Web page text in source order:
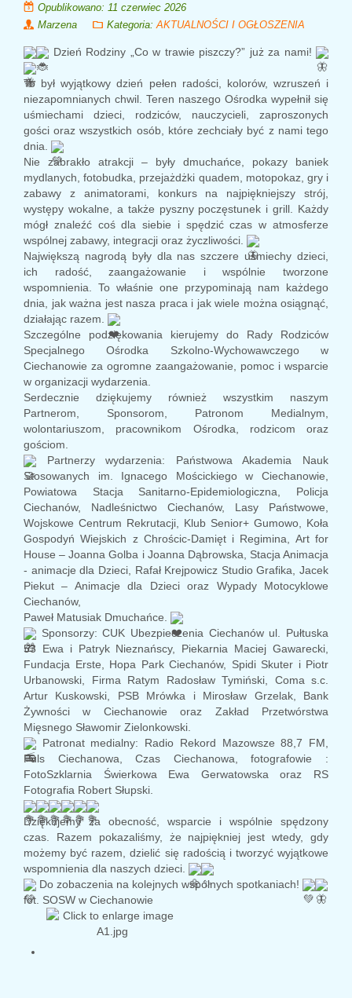
Opublikowano: 11 czerwiec 2026
Marzena
Kategoria:AKTUALNOŚCI I OGŁOSZENIA
Dzień Rodziny „Co w trawie piszczy?” już za nami!
To był wyjątkowy dzień pełen radości, kolorów, wzruszeń i
niezapomnianych chwil. Teren naszego Ośrodka wypełnił się
uśmiechami dzieci, rodziców, nauczycieli, zaproszonych
gości oraz wszystkich osób, które zechciały być z nami tego
dnia.
Nie zabrakło atrakcji – były dmuchańce, pokazy baniek
mydlanych, fotobudka, przejażdżki quadem, motopokaz, gry i
zabawy z animatorami, konkurs na najpiękniejszy strój,
występy wokalne, a także pyszny poczęstunek i grill. Każdy
mógł znaleźć coś dla siebie i spędzić czas w atmosferze
wspólnej zabawy, integracji oraz życzliwości.
Największą nagrodą były dla nas szczere uśmiechy dzieci,
ich radość, zaangażowanie i wspólnie tworzone
wspomnienia. To właśnie one przypominają nam każdego
dnia, jak ważna jest nasza praca i jak wiele można osiągnąć,
działając razem.
Szczególne podziękowania kierujemy do Rady Rodziców
Specjalnego Ośrodka Szkolno-Wychowawczego w
Ciechanowie za ogromne zaangażowanie, pomoc i wsparcie
w organizacji wydarzenia.
Serdecznie dziękujemy również wszystkim naszym
Partnerom, Sponsorom, Patronom Medialnym,
wolontariuszom, pracownikom Ośrodka, rodzicom oraz
gościom.
Partnerzy wydarzenia: Państwowa Akademia Nauk
Stosowanych im. Ignacego Mościckiego w Ciechanowie
Powiatowa Stacja Sanitarno-Epidemiologiczna, Policja
Ciechanów, Nadleśnictwo Ciechanów, Lasy Państwowe
Wojskowe Centrum Rekrutacji, Klub Senior+ Gumowo , Koła
Gospodyń Wiejskich z Chrościc-Damięt i Regimina, Art for
House – Joanna Golba i Joanna Dąbrowska, Stacja Animacja
- animacje dla Dzieci, Rafał Krejpowicz Studio Grafika, Jacek
Piekut – Animacje dla Dzieci oraz Wypady Motocyklowe
Ciechanów,
Paweł Matusiak Dmuchańce.
Sponsorzy:CUK Ubezpieczenia Ciechanów ul. Pułtuska
53 Ewa i Patryk Nieznańscy, Piekarnia Maciej Gawarecki
Fundacja Erste, Hopa ParkCiechanów, Spidi Skuter i Piotr
Urbanowski, Firma Ratym Radosław Tymiński, Coma s.c.
Artur Kuskowski, PSB Mrówka i Mirosław Grzelak, Bank
Żywności w Ciechanowie oraz Zakład Przetwórstwa
Mięsnego Sławomir Zielonkowski.
Patronat medialny: Radio Rekord Mazowsze 88,7 FM
Puls Ciechanowa ,Czas Ciechanowa , fotografowie :
FotoSzklarnia Świerkowa Ewa Gerwatowska oraz RS
Fotografia Robert Słupski.
Dziękujemy za obecność, wsparcie i wspólnie spędzony
czas. Razem pokazaliśmy, że najpiękniej jest wtedy, gdy
możemy być razem, dzielić się radością i tworzyć wyjątkowe
wspomnienia dla naszych dzieci.
Do zobaczenia na kolejnych wspólnych spotkaniach!
fot. SOSW w Ciechanowie